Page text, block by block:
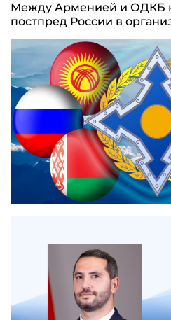
Между Арменией и ОДКБ
постпред России в